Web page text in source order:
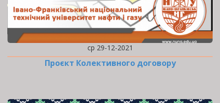
ср 29-12-2021
Проєкт Колективного договору